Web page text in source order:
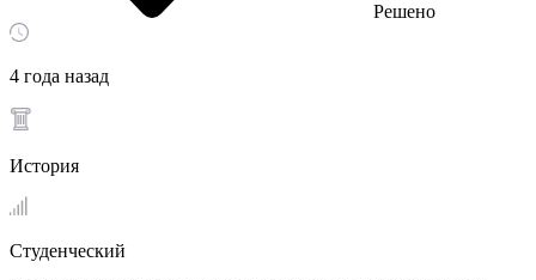
Решено
4 года назад
История
Студенческий